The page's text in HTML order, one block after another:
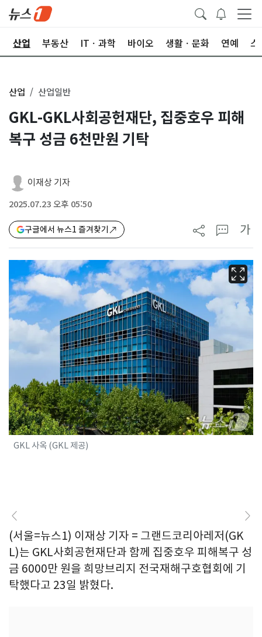
산업 부동산 ITㆍ과학 바이오 생활ㆍ문화 연예 스
산업 산업일반
GKL-GKL사회공헌재단, 집중호우 피해
복구 성금 6천만원 기탁
이재상 기자
2025.07.23 오후 05:50
구글에서 뉴스1 즐겨찾기 가
GKL 사옥 (GKL 제공)
(서울=뉴스1) 이재상 기자 = 그랜드코리아레저(GK
L)는 GKL사회공헌재단과 함께 집중호우 피해복구 성
금 6000만 원을 희망브리지 전국재해구호협회에 기
탁했다고 23일 밝혔다.